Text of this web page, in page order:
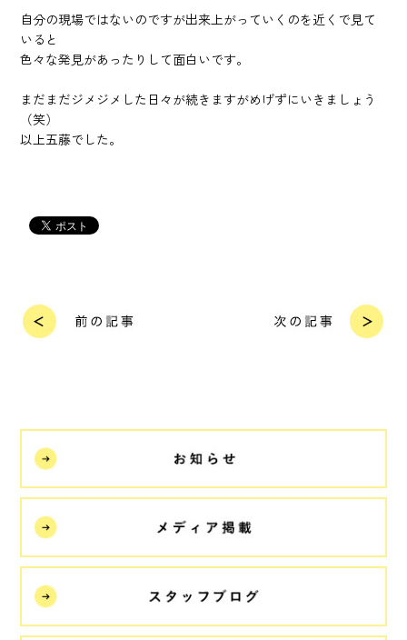
自分の現場ではないのですが出来上がっていくのを近くで見て
いると
色々な発見があったりして面白いです。
まだまだジメジメした日々が続きますがめげずにいきましょう
（笑）
以上五藤でした。